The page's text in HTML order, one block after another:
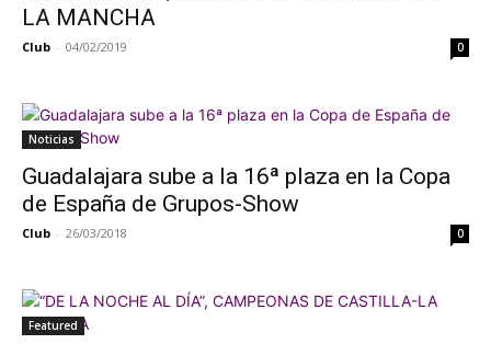
LA MANCHA
Club - 04/02/2019 0
Noticias
Guadalajara sube a la 16ª plaza en la Copa
de España de Grupos-Show
Club - 26/03/2018 0
Featured